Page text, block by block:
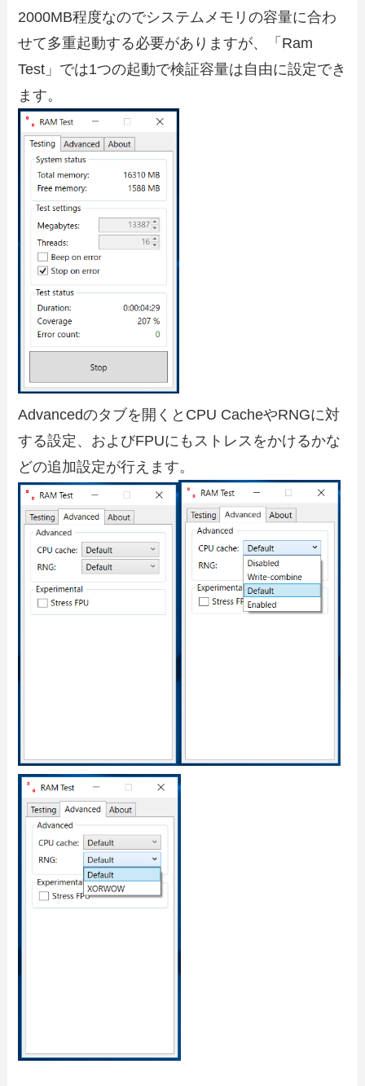
2000MB程度なのでシステムメモリの容量に合わ
せて多重起動する必要がありますが、「Ram
Test」では1つの起動で検証容量は自由に設定でき
ます。
Advancedのタブを開くとCPU CacheやRNGに対
する設定、およびFPUにもストレスをかけるかな
どの追加設定が行えます。